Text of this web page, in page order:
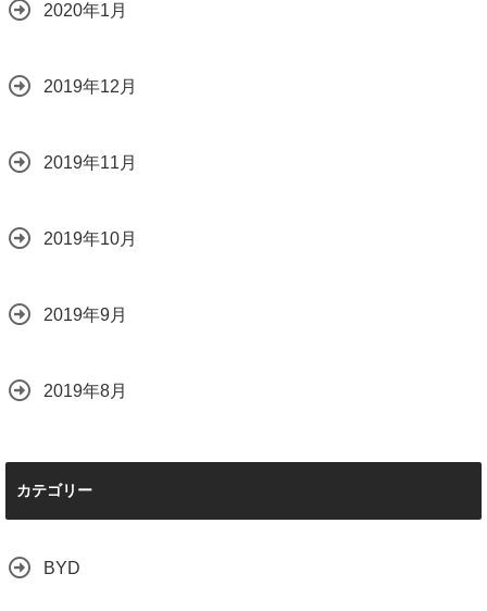
2020年1月
2019年12月
2019年11月
2019年10月
2019年9月
2019年8月
カテゴリー
BYD